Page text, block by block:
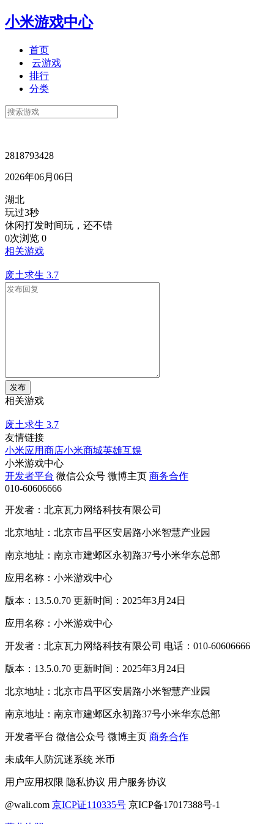
小米游戏中心
首页
云游戏
排行
分类
2818793428
2026年06月06日
湖北
玩过3秒
休闲打发时间玩，还不错
0次浏览 0
相关游戏
废土求生 3.7
发布
相关游戏
废土求生 3.7
友情链接
小米应用商店小米商城英雄互娱
小米游戏中心
开发者平台 微信公众号 微博主页 商务合作
010-60606666
开发者：北京瓦力网络科技有限公司
北京地址：北京市昌平区安居路小米智慧产业园
南京地址：南京市建邺区永初路37号小米华东总部
应用名称：小米游戏中心
版本：13.5.0.70 更新时间：2025年3月24日
应用名称：小米游戏中心
开发者：北京瓦力网络科技有限公司 电话：010-60606666
版本：13.5.0.70 更新时间：2025年3月24日
北京地址：北京市昌平区安居路小米智慧产业园
南京地址：南京市建邺区永初路37号小米华东总部
开发者平台 微信公众号 微博主页 商务合作
未成年人防沉迷系统 米币
用户应用权限 隐私协议 用户服务协议
@wali.com 京ICP证110335号 京ICP备17017388号-1